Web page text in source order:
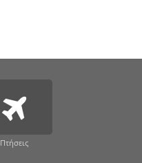
Πτήσεις